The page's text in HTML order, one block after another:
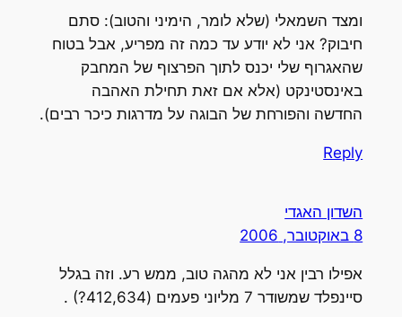
ומצד השמאלי (שלא לומר, הימיני והטוב): סתם
חיבוק? אני לא יודע עד כמה זה מפריע, אבל בטוח
שהאגרוף שלי יכנס לתוך הפרצוף של המחבק
באינסטינקט (אלא אם זאת תחילת האהבה
החדשה והפורחת של הבוגה על מדרגות כיכר רבים).
Reply
השדון האגדי
8 באוקטובר, 2006
אפילו רבין אני לא מהגה טוב, ממש רע. וזה בגלל
סיינפלד שמשודר 7 מליוני פעמים (412,634?) .